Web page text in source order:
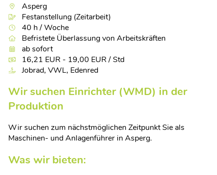
Asperg
Festanstellung (Zeitarbeit)
40 h / Woche
Befristete Überlassung von Arbeitskräften
ab sofort
16,21 EUR - 19,00 EUR / Std
Jobrad, VWL, Edenred
Wir suchen Einrichter (WMD) in der
Produktion
Wir suchen zum nächstmöglichen Zeitpunkt Sie als
Maschinen- und Anlagenführer in Asperg.
Was wir bieten: